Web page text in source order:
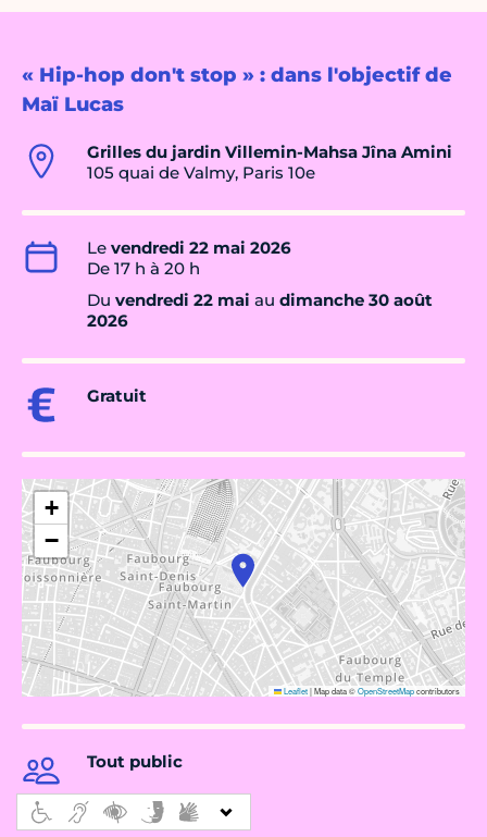
« Hip-hop don't stop » : dans l'objectif de
Maï Lucas
Grilles du jardin Villemin-Mahsa Jîna Amini
105 quai de Valmy, Paris 10e
Le vendredi 22 mai 2026
De 17 h à 20 h
Du vendredi 22 mai au dimanche 30 août
2026
Gratuit
+
−
Leaflet|Map data ©OpenStreetMapcontributors
Tout public